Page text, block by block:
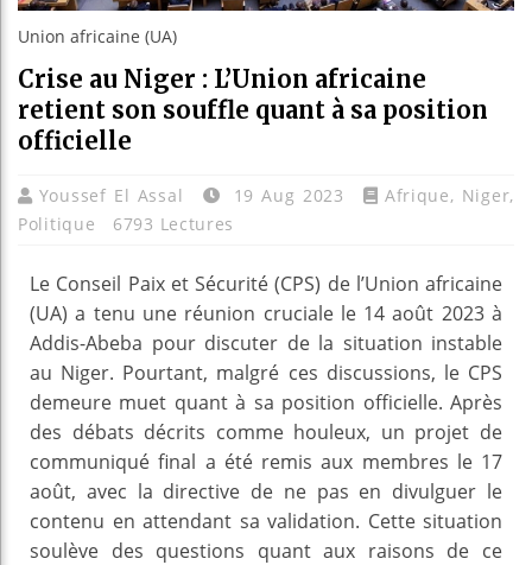
Union africaine (UA)
Crise au Niger : L’Union africaine
retient son souffle quant à sa position
officielle
Youssef El Assal 19 Aug 2023 Afrique, Niger,
Politique
6793 Lectures
Le Conseil Paix et Sécurité (CPS) de l’Union africaine
(UA) a tenu une réunion cruciale le 14 août 2023 à
Addis-Abeba pour discuter de la situation instable
au Niger. Pourtant, malgré ces discussions, le CPS
demeure muet quant à sa position officielle. Après
des débats décrits comme houleux, un projet de
communiqué final a été remis aux membres le 17
août, avec la directive de ne pas en divulguer le
contenu en attendant sa validation. Cette situation
soulève des questions quant aux raisons de ce